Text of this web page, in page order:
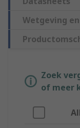
Wetgeving
Zoek
of meer